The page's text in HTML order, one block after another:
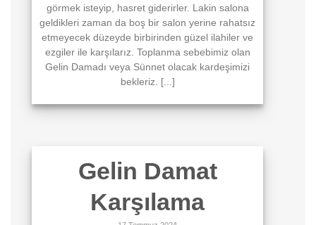
görmek isteyip, hasret giderirler. Lakin salona
geldikleri zaman da boş bir salon yerine rahatsız
etmeyecek düzeyde birbirinden güzel ilahiler ve
ezgiler ile karşılarız. Toplanma sebebimiz olan
Gelin Damadı veya Sünnet olacak kardeşimizi
bekleriz. [...]
Gelin Damat
Karşılama